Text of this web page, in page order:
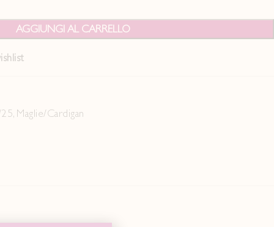
AGGIUNGI AL CARRELLO
, Maglie/Cardigan